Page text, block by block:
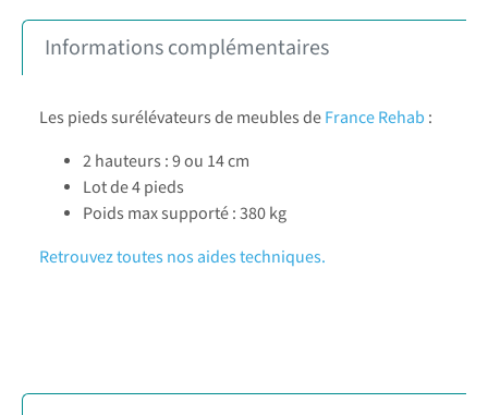
Informations complémentaires
Les pieds surélévateurs de meubles deFrance Rehab :
2 hauteurs : 9 ou 14 cm
Lot de 4 pieds
Poids max supporté : 380 kg
Retrouvez toutes nos aides techniques.